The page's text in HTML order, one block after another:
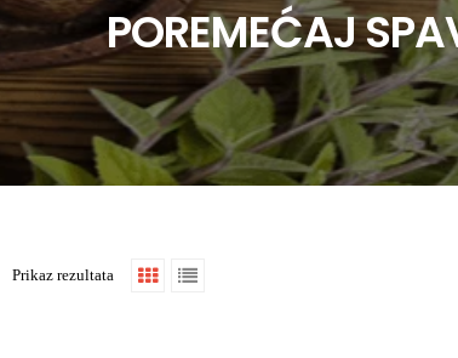
POREMEĆAJ
Prikaz rezultata